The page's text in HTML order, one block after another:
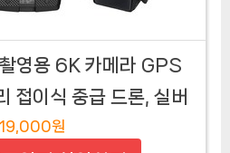
영용 6K 카메라 GPS
이식 중급 드론, 실버
원